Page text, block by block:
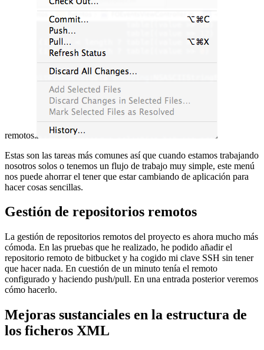
remotos.
Estas son las tareas más comunes así que cuando estamos trabajando
nosotros solos o tenemos un flujo de trabajo muy simple, este menú
nos puede ahorrar el tener que estar cambiando de aplicación para
hacer cosas sencillas.
Gestión de repositorios remotos
La gestión de repositorios remotos del proyecto es ahora mucho más
cómoda. En las pruebas que he realizado, he podido añadir el
repositorio remoto de bitbucket y ha cogido mi clave SSH sin tener
que hacer nada. En cuestión de un minuto tenía el remoto
configurado y haciendo push/pull. En una entrada posterior veremos
cómo hacerlo.
Mejoras sustanciales en la estructura de
los ficheros XML